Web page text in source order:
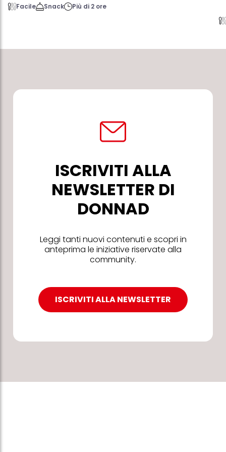
Facile Snack Più di 2 ore
ISCRIVITI ALLA
NEWSLETTER DI
DONNAD
Leggi tanti nuovi contenuti e scopri in
anteprima le iniziative riservate alla
community.
ISCRIVITI ALLA NEWSLETTER